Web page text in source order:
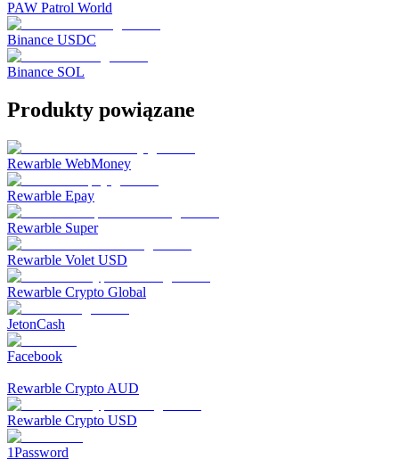
PAW Patrol World
Binance USDC
Binance SOL
Produkty powiązane
Rewarble WebMoney
Rewarble Epay
Rewarble Super
Rewarble Volet USD
Rewarble Crypto Global
JetonCash
Facebook
Rewarble Crypto AUD
Rewarble Crypto USD
1Password